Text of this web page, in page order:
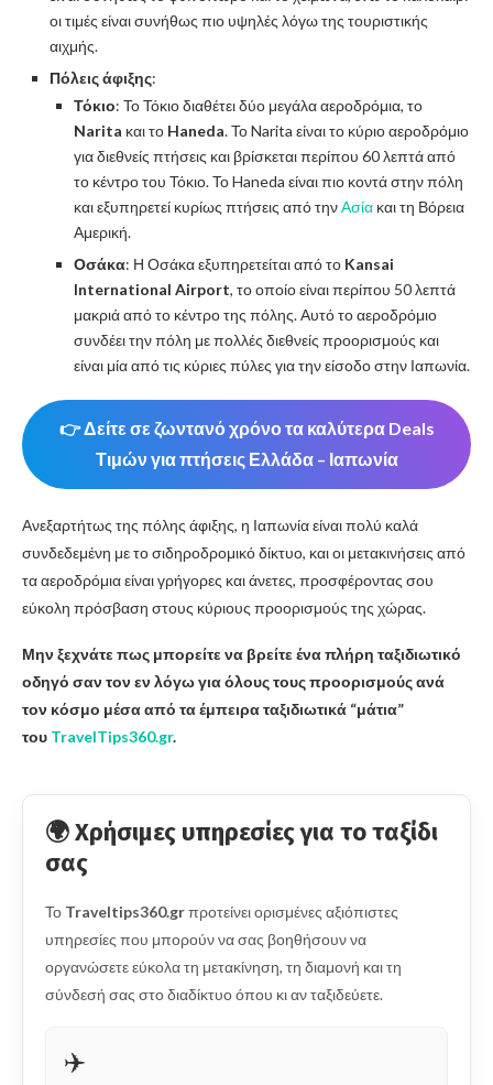
οι τιμές είναι συνήθως πιο υψηλές λόγω της τουριστικής
αιχμής.
Πόλεις άφιξης:
Τόκιο: Το Τόκιο διαθέτει δύο μεγάλα αεροδρόμια, το
Narita και το Haneda. Το Narita είναι το κύριο αεροδρόμιο
για διεθνείς πτήσεις και βρίσκεται περίπου 60 λεπτά από
το κέντρο του Τόκιο. Το Haneda είναι πιο κοντά στην πόλη
και εξυπηρετεί κυρίως πτήσεις από τηνΑσία και τη Βόρεια
Αμερική.
Οσάκα: Η Οσάκα εξυπηρετείται από το Kansai
International Airport, το οποίο είναι περίπου 50 λεπτά
μακριά από το κέντρο της πόλης. Αυτό το αεροδρόμιο
συνδέει την πόλη με πολλές διεθνείς προορισμούς και
είναι μία από τις κύριες πύλες για την είσοδο στην Ιαπωνία.
👉 Δείτε σε ζωντανό χρόνο τα καλύτερα Deals
Τιμών για πτήσεις Ελλάδα – Ιαπωνία
Ανεξαρτήτως της πόλης άφιξης, η Ιαπωνία είναι πολύ καλά
συνδεδεμένη με το σιδηροδρομικό δίκτυο, και οι μετακινήσεις από
τα αεροδρόμια είναι γρήγορες και άνετες, προσφέροντας σου
εύκολη πρόσβαση στους κύριους προορισμούς της χώρας.
Μην ξεχνάτε πως μπορείτε να βρείτε ένα πλήρη ταξιδιωτικό
οδηγό σαν τον εν λόγω για όλους τους προορισμούς ανά
τον κόσμο μέσα από τα έμπειρα ταξιδιωτικά “μάτια”
του TravelTips360.gr.
🌍 Χρήσιμες υπηρεσίες για το ταξίδι
σας
Το Traveltips360.grπροτείνει ορισμένες αξιόπιστες
υπηρεσίες που μπορούν να σας βοηθήσουν να
οργανώσετε εύκολα τη μετακίνηση, τη διαμονή και τη
σύνδεσή σας στο διαδίκτυο όπου κι αν ταξιδεύετε.
✈️